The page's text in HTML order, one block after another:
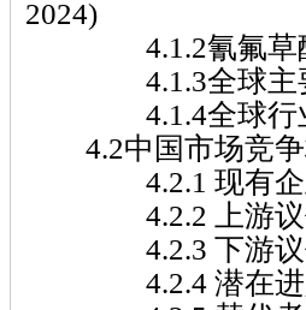
2024)
4.1.2氰氟草酯
4.1.3全球主要
4.1.4全球行业
4.2中国市场竞争
4.2.1 现有企
4.2.2 上游议
4.2.3 下游议
4.2.4 潜在进